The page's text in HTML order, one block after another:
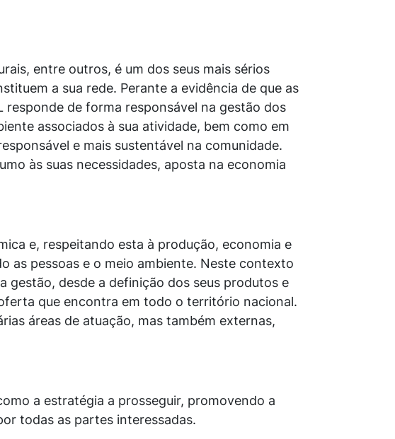
entre outros, é um dos seus mais sérios
a sua rede. Perante a evidência de que as
responde de forma responsável na gestão dos
associados à sua atividade, bem como em
e mais sustentável na comunidade.
às suas necessidades, aposta na economia
e, respeitando esta à produção, economia e
as pessoas e o meio ambiente. Neste contexto
gestão, desde a definição dos seus produtos e
que encontra em todo o território nacional.
áreas de atuação, mas também externas,
a estratégia a prosseguir, promovendo a
todas as partes interessadas.